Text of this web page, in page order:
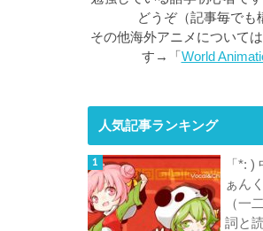
どうぞ（記事毎でも
その他海外アニメについて
す→「 World
人気記事ランキング
「*:
ぁん
（一
詞と